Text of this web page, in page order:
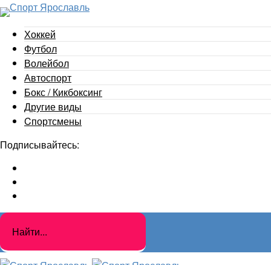
Хоккей
Футбол
Волейбол
Автоспорт
Бокс / Кикбоксинг
Другие виды
Cпортсмены
Подписывайтесь: